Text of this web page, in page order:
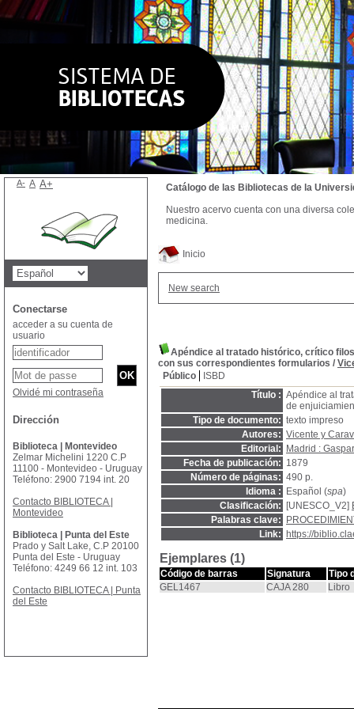
Inicio
New search
Apéndice al tratado histórico, crítico
con sus correspondientes formularios /
Público
ISBD
Título : Apéndice al
de
Tipo de documento: texto impreso
Autores: Vicente y
Editorial:
Madrid :
Fecha de publicación: 1879
Número de páginas: 490 p.
Idioma :
Español (spa)
Clasificación:
[UNESCO_V2]
Palabras clave:
Link:
https://
Ejemplares (1)
Código de barras Signatura
Tipo
GEL1467
CAJA 280 Libro
Catálogo de las Bibliotecas de la
Nuestro acervo cuenta con una diversa
medicina.
A- A A+
Conectarse
acceder a su cuenta de
usuario
Olvidé mi contraseña
Dirección
Biblioteca | Montevideo
Zelmar Michelini 1220 C.P
11100 - Montevideo - Uruguay
Teléfono: 2900 7194 int. 20
Contacto BIBLIOTECA |
Montevideo
Biblioteca | Punta del Este
Prado y Salt Lake, C.P 20100
Punta del Este - Uruguay
Teléfono: 4249 66 12 int. 103
Contacto BIBLIOTECA | Punta
del Este